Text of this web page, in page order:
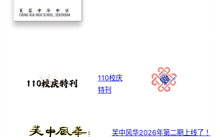
110校庆
特刊
芙中风华2026年第二期上线了！